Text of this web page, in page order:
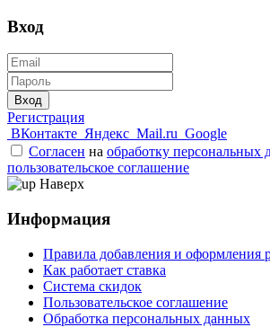
Вход
Вход
Регистрация
ВКонтакте Яндекс Mail.ru Google
Согласен на обработку персональных
пользовательское соглашение
Наверх
Информация
Правила добавления и оформления
Как работает ставка
Система скидок
Пользовательское соглашение
Обработка персональных данных